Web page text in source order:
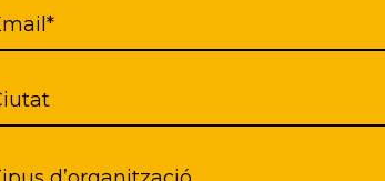
amb els/les professionals, a partir
s’ha consolidat l’enfocament
ACP.
Però avui sabem
professionals prenguin decisions